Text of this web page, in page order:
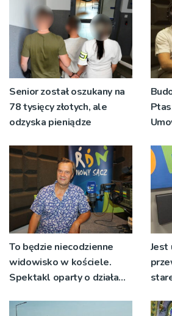
Senior został oszukany na
78 tysięcy złotych, ale
odzyska pieniądze
nie
To będzie niecodzienne
widowisko w kościele.
Spektakl oparty o działa
Jest